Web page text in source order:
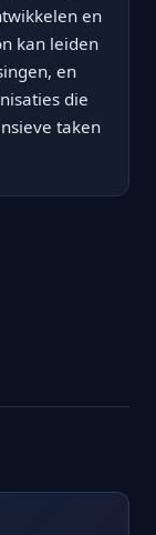
en
kan leiden
en
die
taken